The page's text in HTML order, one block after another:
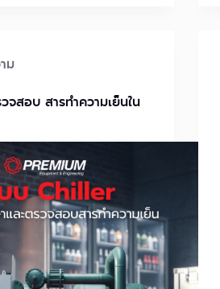
ม
จสอบ สารทำความเย็นใน